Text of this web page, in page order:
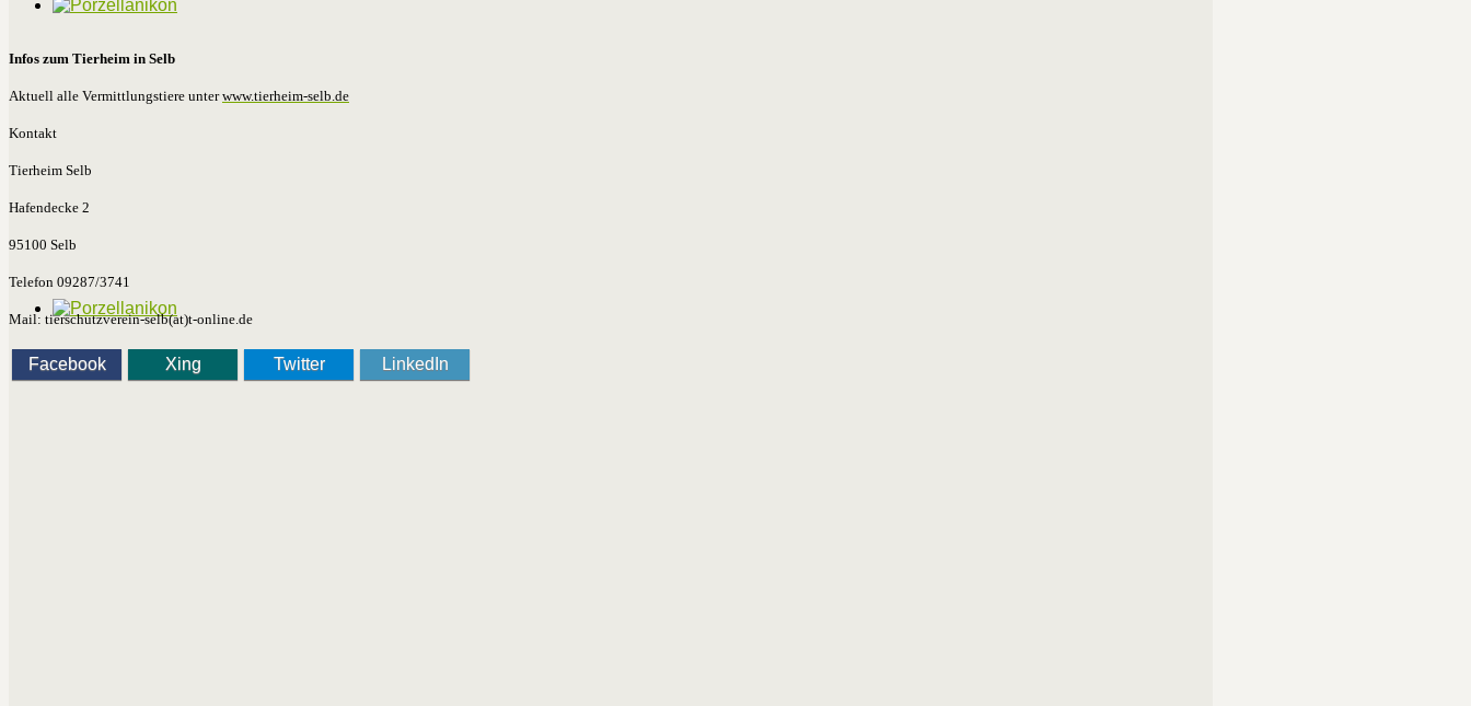
Infos zum Tierheim in Selb
Aktuell alle Vermittlungstiere unterwww.tierheim-selb.de
Kontakt
Tierheim Selb
Hafendecke 2
95100 Selb
Telefon 09287/3741
Mail: tierschutzverein-selb(at)t-online.de
Facebook Xing Twitter LinkedIn